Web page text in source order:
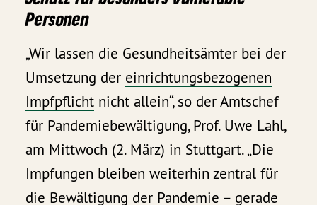
Personen
„Wir lassen die Gesundheitsämter bei der
Umsetzung der einrichtungsbezogenen
Impfpflicht nicht allein“, so der Amtschef
für Pandemiebewältigung, Prof. Uwe Lahl,
am Mittwoch (2. März) in Stuttgart. „Die
Impfungen bleiben weiterhin zentral für
die Bewältigung der Pandemie – gerade